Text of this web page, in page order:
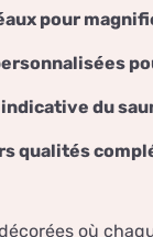
pour
du
qualités
où